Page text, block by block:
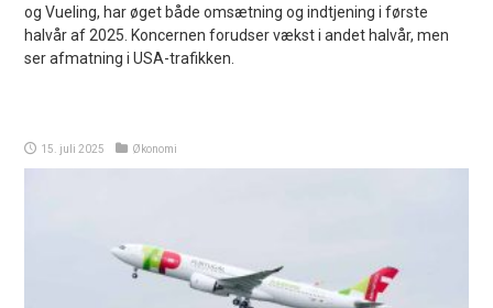
og Vueling, har øget både omsætning og indtjening i første
halvår af 2025. Koncernen forudser vækst i andet halvår, men
ser afmatning i USA-trafikken.
15. juli 2025 Økonomi